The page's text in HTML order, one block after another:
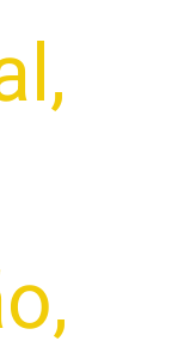
,
,